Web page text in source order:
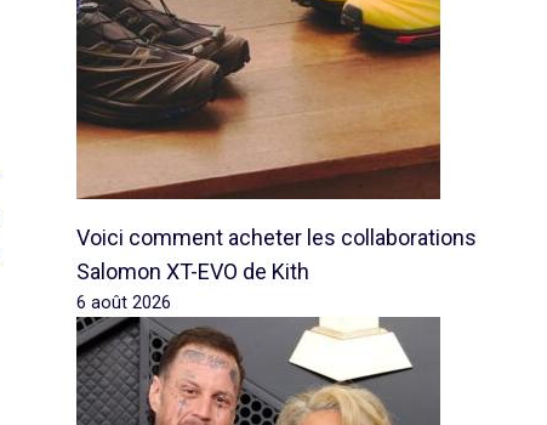
Voici comment acheter les collaborations
Salomon XT-EVO de Kith
6 août 2026